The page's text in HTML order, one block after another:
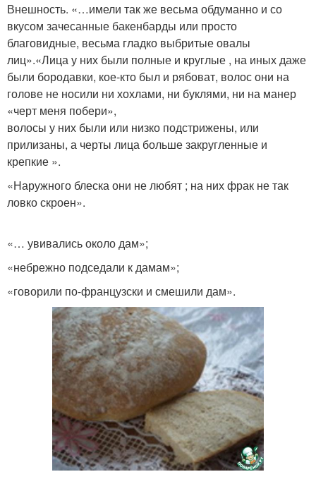
Внешность. «…имели так же весьма обдуманно и со
вкусом зачесанные бакенбарды или просто
благовидные, весьма гладко выбритые овалы
лиц».«Лица у них были полные и круглые , на иных даже
были бородавки, кое-кто был и рябоват, волос они на
голове не носили ни хохлами, ни буклями, ни на манер
«черт меня побери»,
волосы у них были или низко подстрижены, или
прилизаны, а черты лица больше закругленные и
крепкие ».
«Наружного блеска они не любят ; на них фрак не так
ловко скроен».
«… увивались около дам»;
«небрежно подседали к дамам»;
«говорили по-французски и смешили дам».